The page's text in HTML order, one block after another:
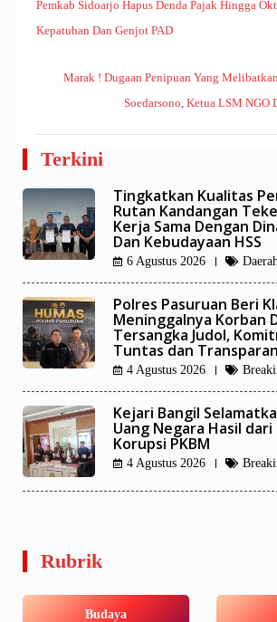
Navigasi
pos
Pemkab Sidoarjo Hapus Denda Pajak Hingga
Kepatuhan Dan Genjot PAD
Marak ! Dugaan Penipuan Yang
Soedarsono, Ketua LSM NGO
Terkini
Tingkatkan Kualitas
Rutan Kandangan
Kerja Sama Dengan
Dan Kebudayaan HSS
6 Agustus 2026 Daerah
Polres Pasuruan Beri
Meninggalnya Korban
Tersangka Judol,
Tuntas dan Transparan
4 Agustus 2026
Kejari Bangil
Uang Negara Hasil
Korupsi PKBM
4 Agustus 2026
Rubrik
Budaya